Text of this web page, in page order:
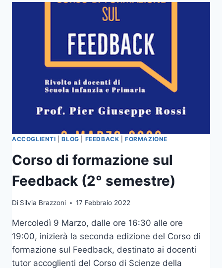
SFIDA
CURA
GIOIA
DI
CRISTOFARO
LONGO
ACCOGLIENTI |BLOG FEEDBACK |FORMAZIONE
Corso di formazione sul
Feedback (2° semestre)
Di Silvia Brazzoni 17 Febbraio 2022
Mercoledì 9 Marzo, dalle ore 16:30 alle ore
19:00, inizierà la seconda edizione del Corso di
formazione sul Feedback, destinato ai docenti
tutor accoglienti del Corso di Scienze della